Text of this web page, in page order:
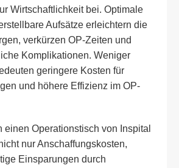
Wirtschaftlichkeit bei. Optimale
Aufsätze erleichtern die
verkürzen OP-Zeiten und
Komplikationen. Weniger
geringere Kosten für
und höhere Effizienz im OP-
einen Operationstisch von Inspital
nur Anschaffungskosten,
Einsparungen durch